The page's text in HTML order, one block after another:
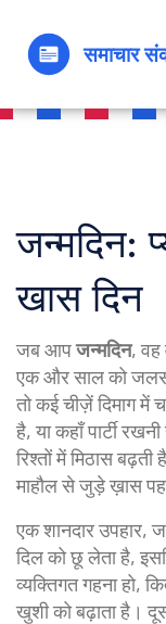
जन्मदिन:
खास दिन
जब आपजन्मदिन,वह
एक और साल को
तो कई चीज़ें दिमाग में
है, या कहाँ पार्टी
रिश्तों में मिठास
माहौल से जुड़े ख़ास
एक शानदारउपहार,
दिल को छू लेता है,
व्यक्तिगत गहना हो,
खुशी को बढ़ाता है।